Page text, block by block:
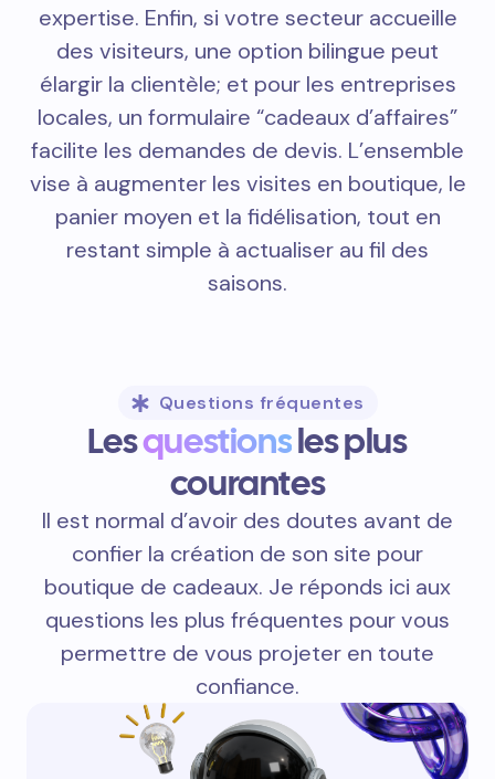
expertise. Enfin, si votre secteur accueille
des visiteurs, une option bilingue peut
élargir la clientèle; et pour les entreprises
locales, un formulaire “cadeaux d’affaires”
facilite les demandes de devis. L’ensemble
vise à augmenter les visites en boutique, le
panier moyen et la fidélisation, tout en
restant simple à actualiser au fil des
saisons.
Questions fréquentes
Lesquestionsles plus
courantes
Il est normal d’avoir des doutes avant de
confier la création de son site pour
boutique de cadeaux. Je réponds ici aux
questions les plus fréquentes pour vous
permettre de vous projeter en toute
confiance.